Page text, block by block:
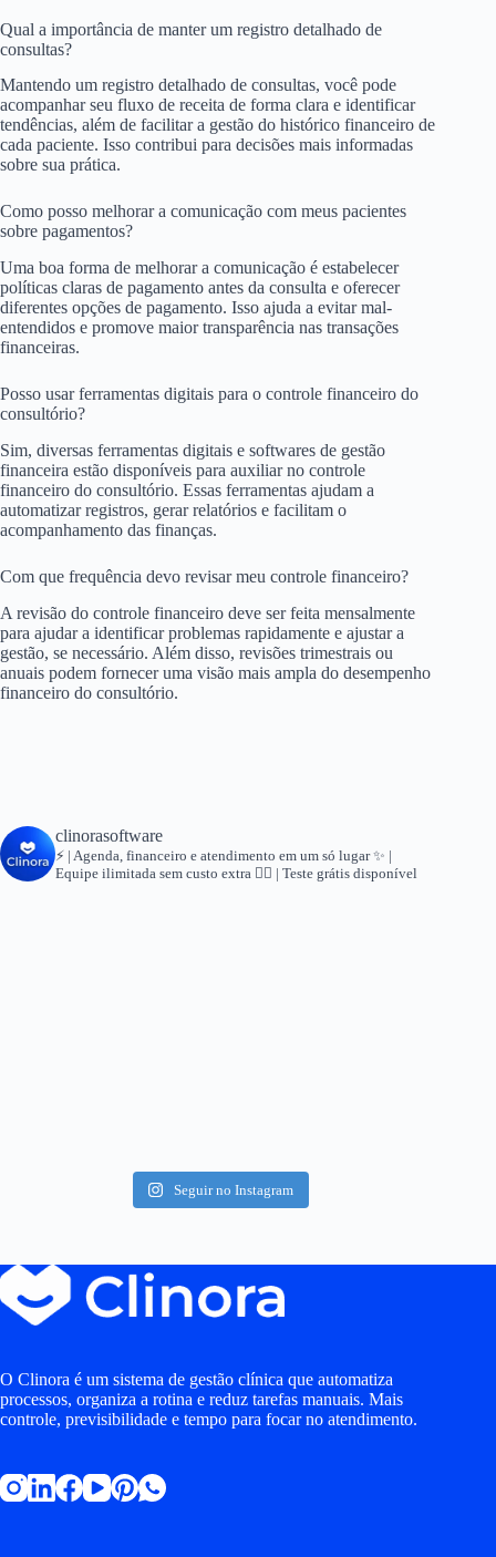
Qual a importância de manter um registro detalhado de
consultas?
Mantendo um registro detalhado de consultas, você pode
acompanhar seu fluxo de receita de forma clara e identificar
tendências, além de facilitar a gestão do histórico financeiro de
cada paciente. Isso contribui para decisões mais informadas
sobre sua prática.
Como posso melhorar a comunicação com meus pacientes
sobre pagamentos?
Uma boa forma de melhorar a comunicação é estabelecer
políticas claras de pagamento antes da consulta e oferecer
diferentes opções de pagamento. Isso ajuda a evitar mal-
entendidos e promove maior transparência nas transações
financeiras.
Posso usar ferramentas digitais para o controle financeiro do
consultório?
Sim, diversas ferramentas digitais e softwares de gestão
financeira estão disponíveis para auxiliar no controle
financeiro do consultório. Essas ferramentas ajudam a
automatizar registros, gerar relatórios e facilitam o
acompanhamento das finanças.
Com que frequência devo revisar meu controle financeiro?
A revisão do controle financeiro deve ser feita mensalmente
para ajudar a identificar problemas rapidamente e ajustar a
gestão, se necessário. Além disso, revisões trimestrais ou
anuais podem fornecer uma visão mais ampla do desempenho
financeiro do consultório.
clinorasoftware
⚡ | Agenda, financeiro e atendimento em um só lugar✨ |
Equipe ilimitada sem custo extra 👇🏻 | Teste grátis disponível
Seguir no Instagram
O Clinora é um sistema de gestão clínica que automatiza
processos, organiza a rotina e reduz tarefas manuais. Mais
controle, previsibilidade e tempo para focar no atendimento.